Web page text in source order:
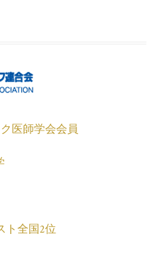
医師学会会員
ト全国2位